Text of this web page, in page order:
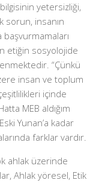
yetersizliği,
sorun, insanın
etiğin sosyolojide
“Çünkü
insan ve toplum
içinde
MEB aldığım
Yunan’a kadar
farklar vardır.
ahlak üzerinde
Ahlak yöresel, Etik